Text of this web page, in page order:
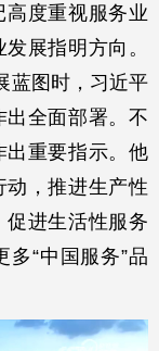
度重视服务业
展指明方向。
蓝图时，习近平
出全面部署。不
出重要指示。他
，推进生产性
促进生活性服务
“中国服务”品